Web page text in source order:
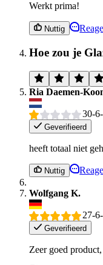
Werkt prima!
Nuttig
Hoe zou je
Ria Daemen-
30-
Geverifieerd
heeft totaal niet
Nuttig
Wolfgang K.
27-
Geverifieerd
Zeer goed